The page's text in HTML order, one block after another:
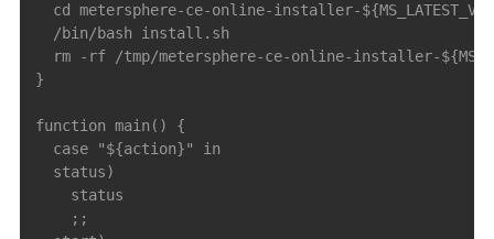
cd metersphere-ce-online-installer-
  /bin/bash install.sh
rm -rf /tmp/metersphere-ce-online-installer-
}
function main() {
  case "${action}" in
  status)
    status
    ;;